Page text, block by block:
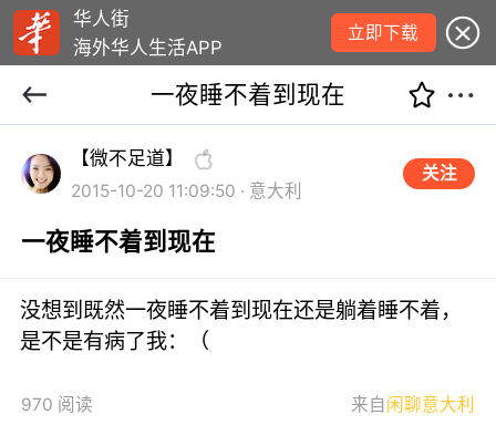
华人街
海外华人生活APP
立即下载
一夜睡不着到现在
【微不足道】
2015-10-20 11:09:50 · 意大利
关注
一夜睡不着到现在
没想到既然一夜睡不着到现在还是躺着睡不着，
是不是有病了我：（
970 阅读 来自 闲聊意大利